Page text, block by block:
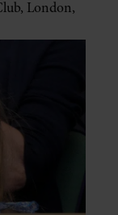
London,